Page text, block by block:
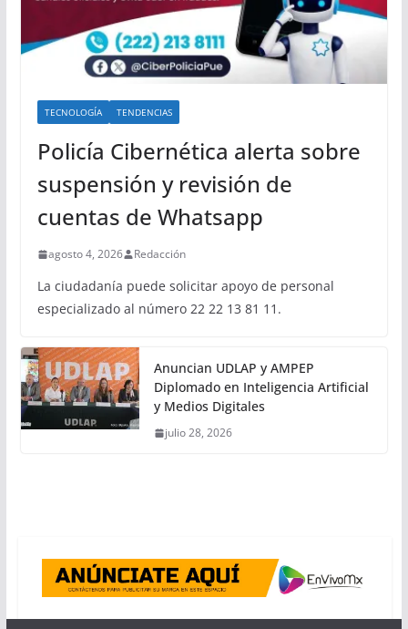
TECNOLOGÍA TENDENCIAS
Policía Cibernética alerta sobre
suspensión y revisión de
cuentas de Whatsapp
agosto 4, 2026 Redacción
La ciudadanía puede solicitar apoyo de personal
especializado al número 22 22 13 81 11.
Anuncian UDLAP y AMPEP
Diplomado en Inteligencia Artificial
y Medios Digitales
julio 28, 2026